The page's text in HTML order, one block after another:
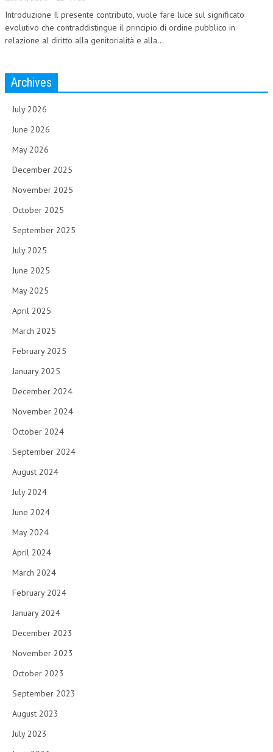
Introduzione Il presente contributo, vuole fare luce sul significato
evolutivo che contraddistingue il principio di ordine pubblico in
relazione al diritto alla genitorialità e alla...
Archives
July 2026
June 2026
May 2026
December 2025
November 2025
October 2025
September 2025
July 2025
June 2025
May 2025
April 2025
March 2025
February 2025
January 2025
December 2024
November 2024
October 2024
September 2024
August 2024
July 2024
June 2024
May 2024
April 2024
March 2024
February 2024
January 2024
December 2023
November 2023
October 2023
September 2023
August 2023
July 2023